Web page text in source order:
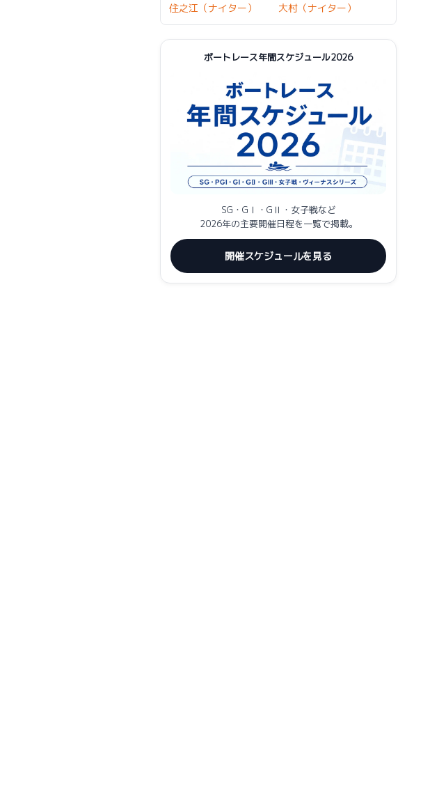
住之江（ナイター）
大村（ナイター）
ボートレース年間スケジュール2026
SG・GⅠ・GⅡ・女子戦など
2026年の主要開催日程を一覧で掲載。
開催スケジュールを見る